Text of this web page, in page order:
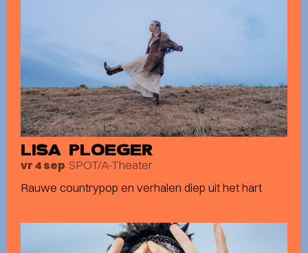
LISA PLOEGER
vr 4 sep SPOT/A-Theater
Rauwe countrypop en verhalen diep uit het hart